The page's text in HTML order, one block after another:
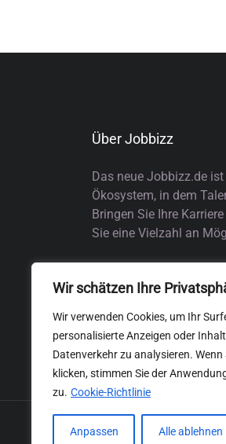
Wir schätzen Ihre
Wir verwenden Cookies, um Ihr
personalisierte Anzeigen oder
Datenverkehr zu analysieren. Wenn
klicken, stimmen Sie der
zu. Cookie-Richtlinie
Anpassen Alle ablehnen
Über Jobbizz
Das neue Jobbizz.de
Ökosystem, in dem
Bringen Sie Ihre
Sie eine Vielzahl an